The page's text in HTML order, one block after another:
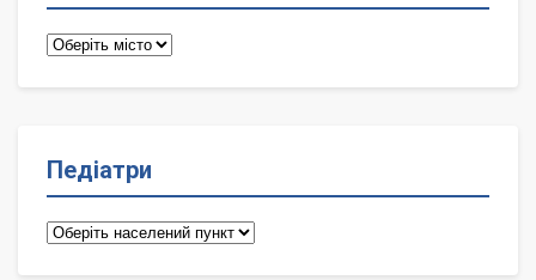
Терапевти
Педіатри
Педіатри